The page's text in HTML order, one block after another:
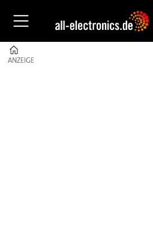
ANZEIGE
ANZEIGE